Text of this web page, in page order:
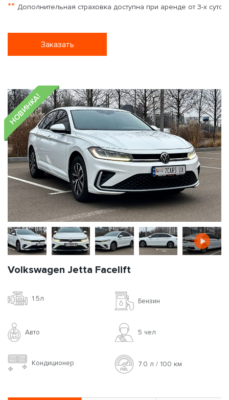
** Дополнительная страховка доступна при аренде от 3-х суток
Заказать
НОВИНКА!
Volkswagen Jetta Facelift
1.5л Бензин
Авто 5 чел
Кондиционер 7.0 л / 100 км